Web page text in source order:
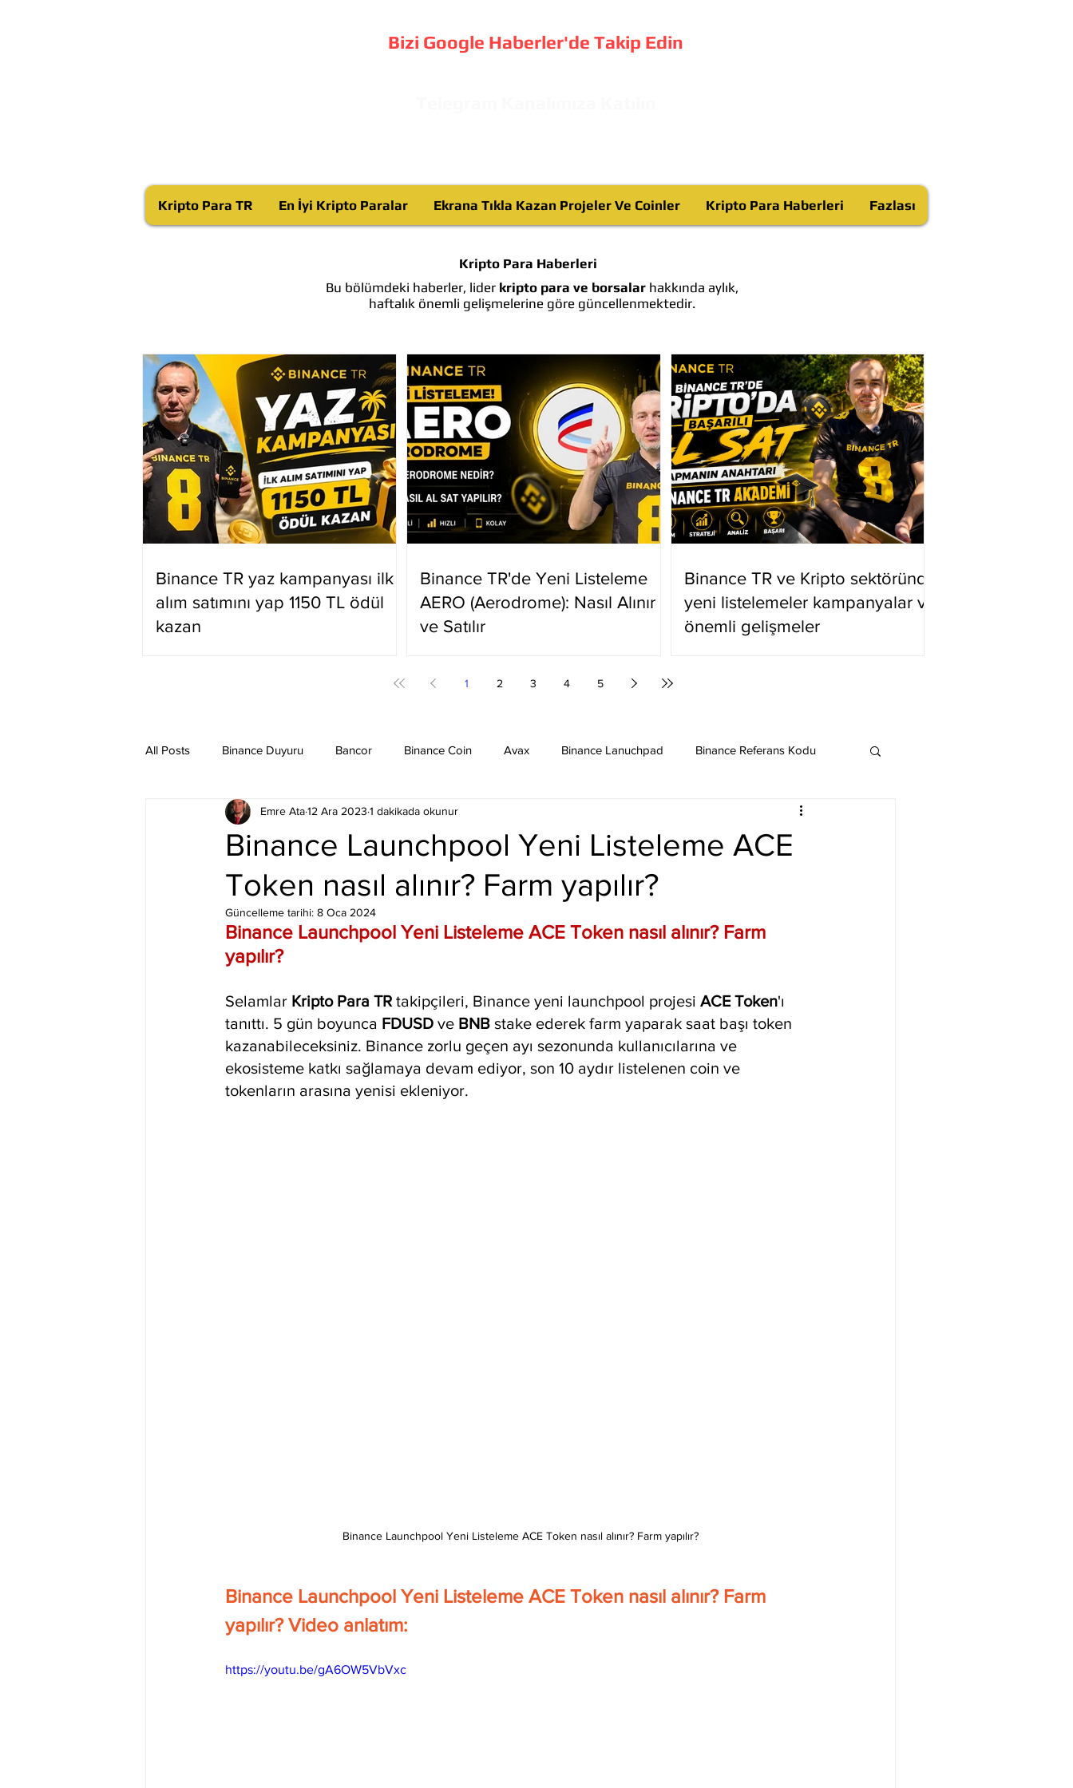
Bizi Google Haberler'de Takip Edin
Kripto Para TR En İyi Kripto Paralar Ekrana Tıkla Kazan Projeler Ve Coinler Kripto Para Haberleri Fazlası
Kripto Para Haberleri
Bu bölümdeki haberler, lider kripto para ve borsalarhakkında aylık,
haftalık önemli gelişmelerine göre güncellenmektedir.
Binance TR yaz kampanyası ilk
alım satımını yap 1150 TL ödül
kazan
Binance TR'de Yeni Listeleme
AERO (Aerodrome): Nasıl Alınır
ve Satılır
Binance TR ve Kripto sektöründe
yeni listelemeler kampanyalar ve
önemli gelişmeler
1 2 3 4 5
All Posts Binance Duyuru Bancor Binance Coin Avax Binance Lanuchpad Binance Referans Kodu
Binance Taraftar Token Bitcoin Bitcoin Sv
Bittorent Coin Chiliz Compound Dai Dash Cosmos Dogecoin
Ethereum Classic Elrond Eos Kripto Para Haberleri Iota Holo Linch Litecoin
Binance Launchpool Yeni Listeleme ACE
Token nasıl alınır? Farm yapılır?
Emre Ata12 Ara 2023 1 dakikada okunur
Güncelleme tarihi: 8 Oca 2024
Binance Launchpool Yeni Listeleme ACE Token nasıl alınır? Farm
yapılır?
Selamlar Kripto Para TR takipçileri, Binance yeni launchpool projesi ACE Token'ı
tanıttı. 5 gün boyunca FDUSD ve BNB stake ederek farm yaparak saat başı token
kazanabileceksiniz. Binance zorlu geçen ayı sezonunda kullanıcılarına ve
ekosisteme katkı sağlamaya devam ediyor, son 10 aydır listelenen coin ve
tokenların arasına yenisi ekleniyor.
Binance Launchpool Yeni Listeleme ACE Token nasıl alınır? Farm yapılır?
Binance Launchpool Yeni Listeleme ACE Token nasıl alınır? Farm
yapılır? Video anlatım:
https://youtu.be/gA6OW5VbVxc